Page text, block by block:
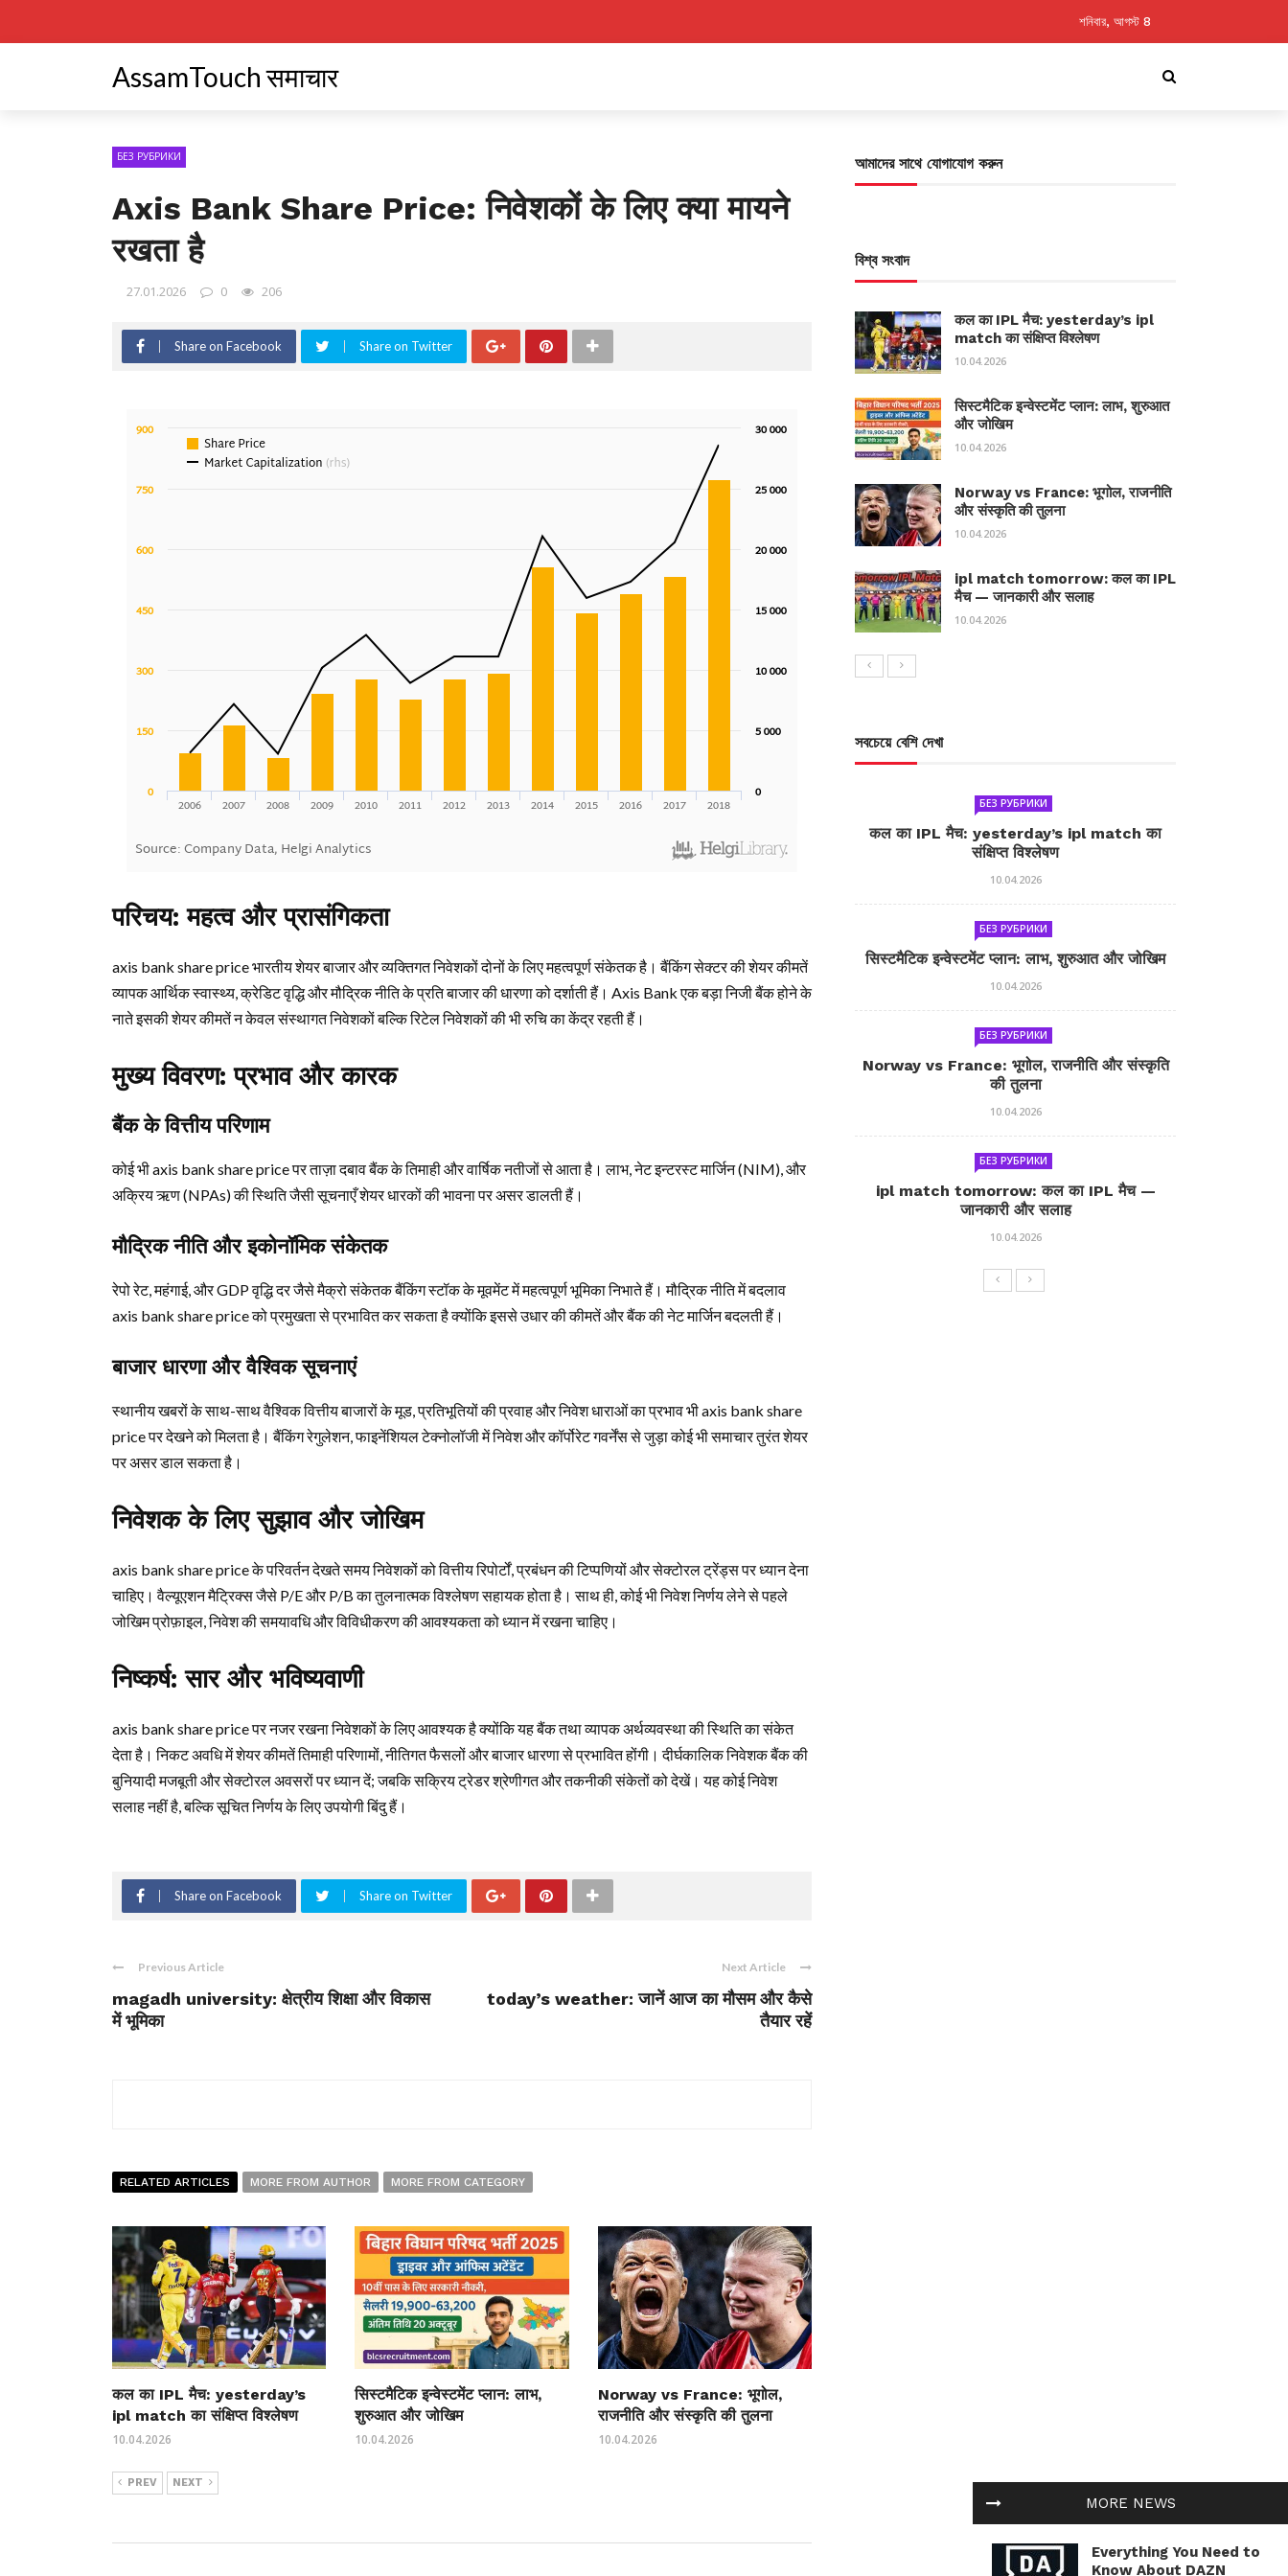
শনিবার, আগস্ট 8
AssamTouch समाचार
БЕЗ РУБРИКИ
Axis Bank Share Price: निवेशकों के लिए क्या मायने
रखता है
27.01.2026 0 206
Share on Facebook Share on Twitter
परिचय: महत्व और प्रासंगिकता
axis bank share price भारतीय शेयर बाजार और व्यक्तिगत निवेशकों दोनों के लिए महत्वपूर्ण संकेतक है। बैंकिंग सेक्टर की शेयर कीमतें
व्यापक आर्थिक स्वास्थ्य, क्रेडिट वृद्धि और मौद्रिक नीति के प्रति बाजार की धारणा को दर्शाती हैं। Axis Bank एक बड़ा निजी बैंक होने के
नाते इसकी शेयर कीमतें न केवल संस्थागत निवेशकों बल्कि रिटेल निवेशकों की भी रुचि का केंद्र रहती हैं।
मुख्य विवरण: प्रभाव और कारक
बैंक के वित्तीय परिणाम
कोई भी axis bank share price पर ताज़ा दबाव बैंक के तिमाही और वार्षिक नतीजों से आता है। लाभ, नेट इन्टरस्ट मार्जिन (NIM), और
अक्रिय ऋण (NPAs) की स्थिति जैसी सूचनाएँ शेयर धारकों की भावना पर असर डालती हैं।
मौद्रिक नीति और इकोनॉमिक संकेतक
रेपो रेट, महंगाई, और GDP वृद्धि दर जैसे मैक्रो संकेतक बैंकिंग स्टॉक के मूवमेंट में महत्वपूर्ण भूमिका निभाते हैं। मौद्रिक नीति में बदलाव
axis bank share price को प्रमुखता से प्रभावित कर सकता है क्योंकि इससे उधार की कीमतें और बैंक की नेट मार्जिन बदलती हैं।
बाजार धारणा और वैश्विक सूचनाएं
स्थानीय खबरों के साथ-साथ वैश्विक वित्तीय बाजारों के मूड, प्रतिभूतियों की प्रवाह और निवेश धाराओं का प्रभाव भी axis bank share
price पर देखने को मिलता है। बैंकिंग रेगुलेशन, फाइनेंशियल टेक्नोलॉजी में निवेश और कॉर्पोरेट गवर्नेंस से जुड़ा कोई भी समाचार तुरंत शेयर
पर असर डाल सकता है।
निवेशक के लिए सुझाव और जोखिम
axis bank share price के परिवर्तन देखते समय निवेशकों को वित्तीय रिपोर्टों, प्रबंधन की टिप्पणियों और सेक्टोरल ट्रेंड्स पर ध्यान देना
चाहिए। वैल्यूएशन मैट्रिक्स जैसे P/E और P/B का तुलनात्मक विश्लेषण सहायक होता है। साथ ही, कोई भी निवेश निर्णय लेने से पहले
जोखिम प्रोफ़ाइल, निवेश की समयावधि और विविधीकरण की आवश्यकता को ध्यान में रखना चाहिए।
निष्कर्ष: सार और भविष्यवाणी
axis bank share price पर नजर रखना निवेशकों के लिए आवश्यक है क्योंकि यह बैंक तथा व्यापक अर्थव्यवस्था की स्थिति का संकेत
देता है। निकट अवधि में शेयर कीमतें तिमाही परिणामों, नीतिगत फैसलों और बाजार धारणा से प्रभावित होंगी। दीर्घकालिक निवेशक बैंक की
बुनियादी मजबूती और सेक्टोरल अवसरों पर ध्यान दें; जबकि सक्रिय ट्रेडर श्रेणीगत और तकनीकी संकेतों को देखें। यह कोई निवेश
सलाह नहीं है, बल्कि सूचित निर्णय के लिए उपयोगी बिंदु हैं।
Share on Facebook Share on Twitter
Previous Article
magadh university: क्षेत्रीय शिक्षा और विकास
में भूमिका
Next Article
today’s weather: जानें आज का मौसम और कैसे
तैयार रहें
RELATED ARTICLES MORE FROM AUTHOR MORE FROM CATEGORY
कल का IPL मैच: yesterday’s
ipl match का संक्षिप्त विश्लेषण
10.04.2026
सिस्टमैटिक इन्वेस्टमेंट प्लान: लाभ,
शुरुआत और जोखिम
10.04.2026
Norway vs France: भूगोल,
राजनीति और संस्कृति की तुलना
10.04.2026
PREV NEXT
MORE NEWS
Everything You Need to
Know About DAZN
আমাদের সাথে যোগাযোগ করুন
বিশ্ব সংবাদ
कल का IPL मैच: yesterday’s ipl
match का संक्षिप्त विश्लेषण
10.04.2026
सिस्टमैटिक इन्वेस्टमेंट प्लान: लाभ, शुरुआत
और जोखिम
10.04.2026
Norway vs France: भूगोल, राजनीति
और संस्कृति की तुलना
10.04.2026
ipl match tomorrow: कल का IPL
मैच — जानकारी और सलाह
10.04.2026
সবচেয়ে বেশি দেখা
БЕЗ РУБРИКИ
कल का IPL मैच: yesterday’s ipl match का
संक्षिप्त विश्लेषण
10.04.2026
БЕЗ РУБРИКИ
सिस्टमैटिक इन्वेस्टमेंट प्लान: लाभ, शुरुआत और जोखिम
10.04.2026
БЕЗ РУБРИКИ
Norway vs France: भूगोल, राजनीति और संस्कृति
की तुलना
10.04.2026
БЕЗ РУБРИКИ
ipl match tomorrow: कल का IPL मैच —
जानकारी और सलाह
10.04.2026